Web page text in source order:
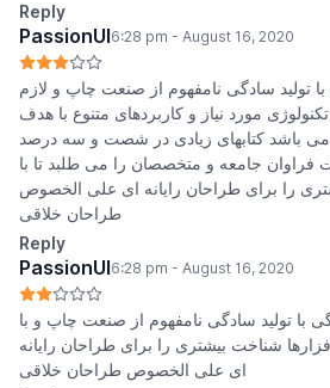
Reply
PassionUI6:28 pm - August 16, 2020
تولید سادگی نامفهوم از صنعت چاپ و لازم
مورد نیاز و کاربردهای متنوع با هدف
می باشد کتابهای زیادی در شصت و سه درصد
فراوان جامعه و متخصصان را می طلبد تا با
را برای طراحان رایانه ای علی الخصوص
طراحان خلاقی
Reply
PassionUI6:28 pm - August 16, 2020
با تولید سادگی نامفهوم از صنعت چاپ و با
شناخت بیشتری را برای طراحان رایانه
ای علی الخصوص طراحان خلاقی